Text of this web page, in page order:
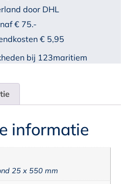
door DHL
€ 75.-
€ 5,95
informatie
25 x 550 mm